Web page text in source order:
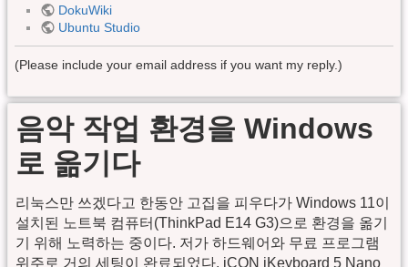
DokuWiki
Ubuntu Studio
(Please include your email address if you want my reply.)
음악 작업 환경을 Windows
로 옮기다
리눅스만 쓰겠다고 한동안 고집을 피우다가 Windows 11이
설치된 노트북 컴퓨터(ThinkPad E14 G3)으로 환경을 옮기
기 위해 노력하는 중이다. 저가 하드웨어와 무료 프로그램
위주로 거의 세팅이 완료되었다. iCON iKeyboard 5 Nano